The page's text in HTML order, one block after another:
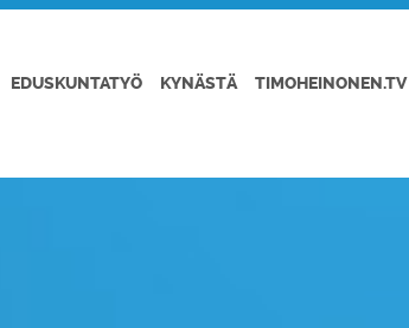
EDUSKUNTATYÖ KYNÄSTÄ TIMOHEINONEN.TV